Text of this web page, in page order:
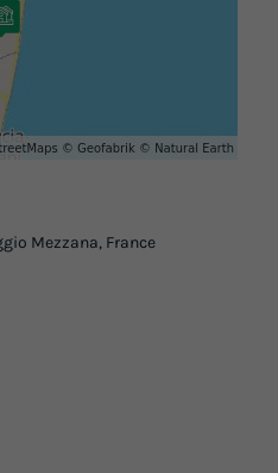
Mezzana, France